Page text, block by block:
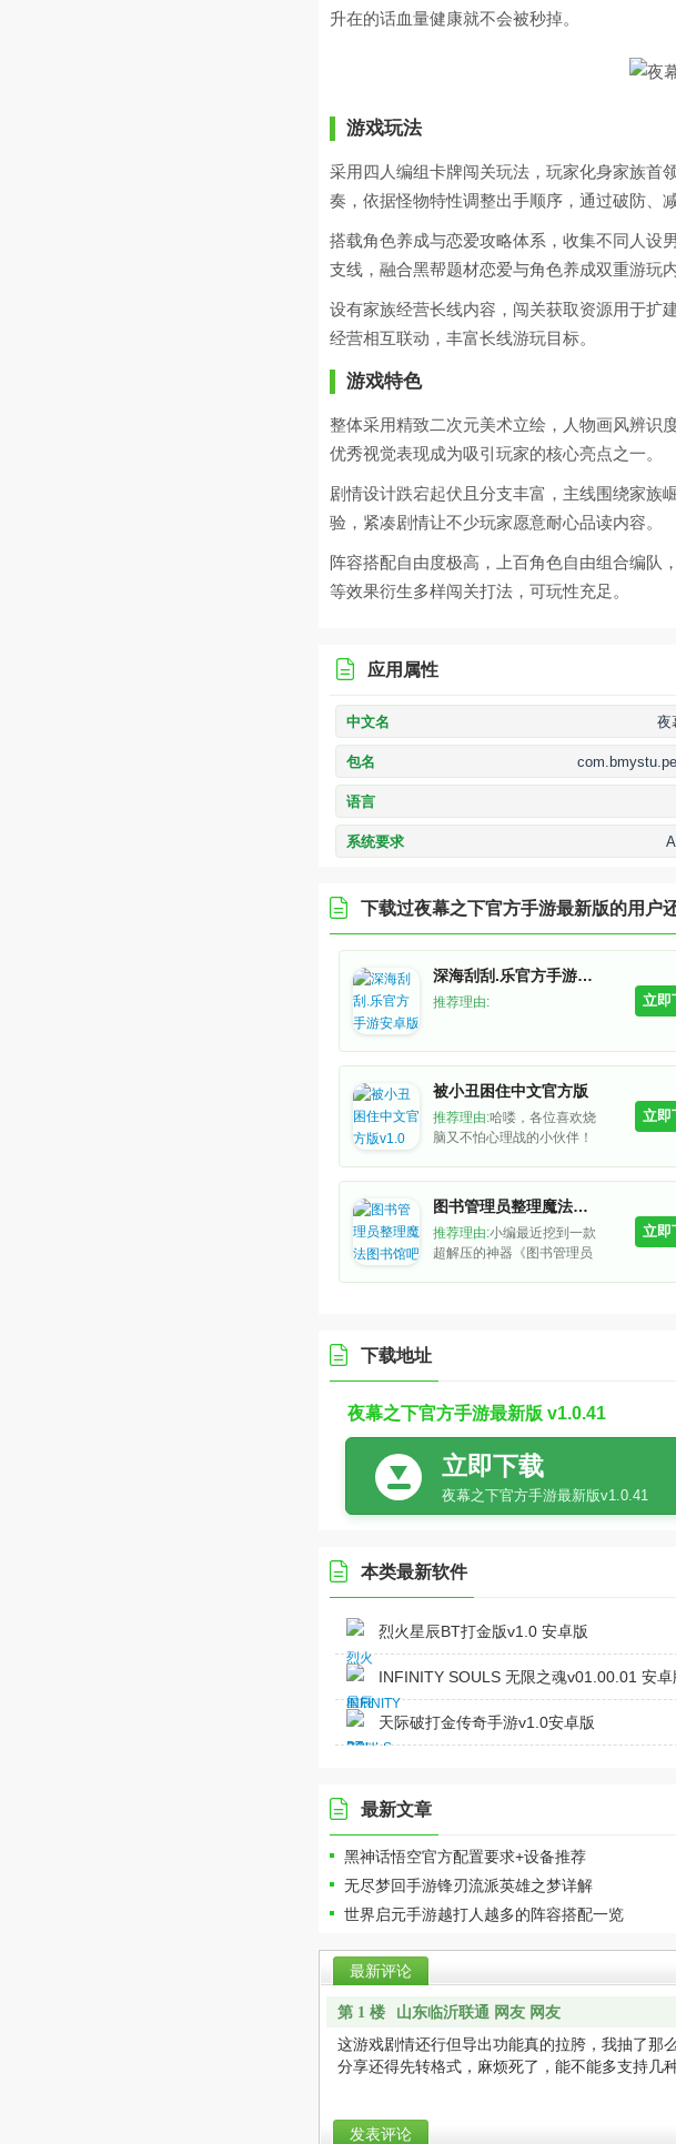
升在的话血量健康就不会被秒掉。
游戏玩法
采用四人编组卡牌闯关玩法，玩家化身家族首
奏，依据怪物特性调整出手顺序，通过破防、
搭载角色养成与恋爱攻略体系，收集不同人设
支线，融合黑帮题材恋爱与角色养成双重游玩内
设有家族经营长线内容，闯关获取资源用于扩
经营相互联动，丰富长线游玩目标。
游戏特色
整体采用精致二次元美术立绘，人物画风辨识
优秀视觉表现成为吸引玩家的核心亮点之一。
剧情设计跌宕起伏且分支丰富，主线围绕家族
验，紧凑剧情让不少玩家愿意耐心品读内容。
阵容搭配自由度极高，上百角色自由组合编队
等效果衍生多样闯关打法，可玩性充足。
应用属性
中文名 夜
包名
语言
系统要求
下载过夜幕之下官方手游最新版的用户
深海刮刮.乐官方手游安卓版
推荐理由: 立即
被小丑困住中文官方版
推荐理由:哈喽，各位喜欢烧
脑又不怕心理战的小伙伴！
拉满的恐怖视觉小说《被小
丑困住中文官方版》。你不
是突然被吓一跳，而是在失
忆醒来后，面对一个神秘小
丑和完全陌生的封闭空间，
立即
图书管理员整理魔法图书馆吧游戏官方版
推荐理由:小编最近挖到一款
超解压的神器《图书管理员
程慢节奏治愈，手动整理搭
立即
下载地址
夜幕之下官方手游最新版 v1.0.41
立即下载
夜幕之下官方手游最新版v1.0.41
本类最新软件
烈火星辰BT打金版v1.0 安卓版
INFINITY SOULS 无限之魂v01.00.01 安卓
天际破打金传奇手游v1.0安卓版
最新文章
黑神话悟空官方配置要求+设备推荐
无尽梦回手游锋刃流派英雄之梦详解
世界启元手游越打人越多的阵容搭配一览
最新评论
第 1 楼 山东临沂联通 网友 网友
这游戏剧情还行但导出功能真的拉胯，我抽了那
分享还得先转格式，麻烦死了，能不能多支持几
发表评论